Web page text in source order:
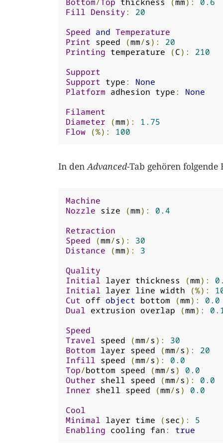
Fill Density:
20
Speed and Temperature
Print speed (mm/s ):
20
Printing temperature (C):
210
Support
Support type:
None
Platform adhesion type:
None
Filament
Diameter
(mm):
1.75
Flow (%): 100
In denAdvanced-Tab gehören folgende
Machine
Nozzle size (mm):
0.4
Retraction
Speed
(mm/s ):
30
Distance
(mm):
3
Quality
Initial layer thickness (mm):
Initial layer line width (%):
Cut off object bottom (mm):
0.0
Dual extrusion overlap (mm):
Speed
Travel speed (mm/s ):
30
Bottom layer speed (mm/s ):
20
Infill speed (mm/s ):
0.0
Top/bottom speed (mm/s )
0.0
Outher shell speed (mm/s ):
0.0
Inner shell speed (mm/s )
0.0
Cool
Minimal layer time (sec ):
5
Enabling cooling fan: true